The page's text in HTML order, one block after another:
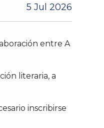
5 Jul 2026
entre A
literaria, a
inscribirse